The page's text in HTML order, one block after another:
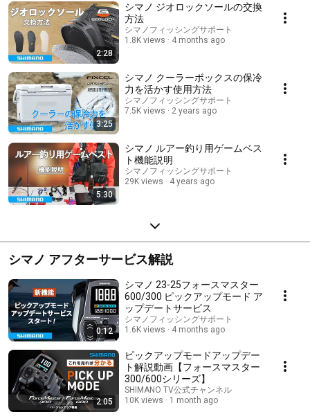
2:28
シマノ ジオロックソールの交換
方法
シマノフィッシングサポート
1.8K views
4 months ago
3:25
シマノ クーラーボックスの保冷
力を活かす使用方法
シマノフィッシングサポート
7.5K views
2 years ago
5:30
シマノ ルアー釣り用ゲームベス
ト機能説明
シマノフィッシングサポート
29K views
4 years ago
シマノ アフターサービス解説
0:12
シマノ 23-25フォースマスター
600/300 ピックアップモード ア
ップデートサービス
シマノフィッシングサポート
1.6K views
4 months ago
2:05
ピックアップモードアップデー
ト解説動画【フォースマスター
300/600シリーズ】
SHIMANO TV公式チャンネル
10K views
1 month ago